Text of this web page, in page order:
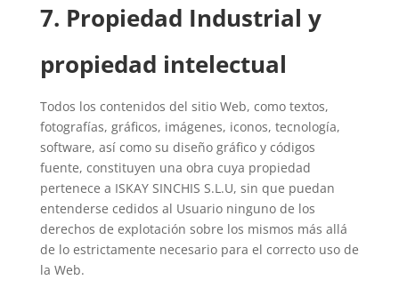
7. Propiedad Industrial y
propiedad intelectual
Todos los contenidos del sitio Web, como textos,
fotografías, gráficos, imágenes, iconos, tecnología,
software, así como su diseño gráfico y códigos
fuente, constituyen una obra cuya propiedad
pertenece a ISKAY SINCHIS S.L.U, sin que puedan
entenderse cedidos al Usuario ninguno de los
derechos de explotación sobre los mismos más allá
de lo estrictamente necesario para el correcto uso de
la Web.